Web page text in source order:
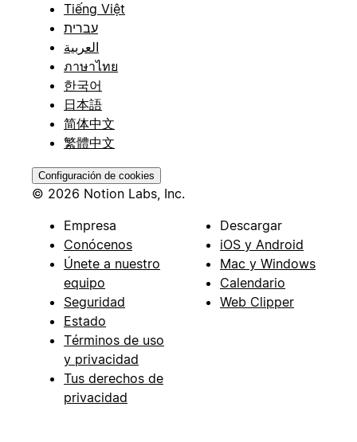
Tiếng Việt
עברית
العربية
ภาษาไทย
한국어
日本語
简体中文
繁體中文
Configuración de cookies
© 2026 Notion Labs, Inc.
Empresa
Conócenos
Únete a nuestro
equipo
Seguridad
Estado
Términos de uso
y privacidad
Tus derechos de
privacidad
Descargar
iOS y Android
Mac y Windows
Calendario
Web Clipper